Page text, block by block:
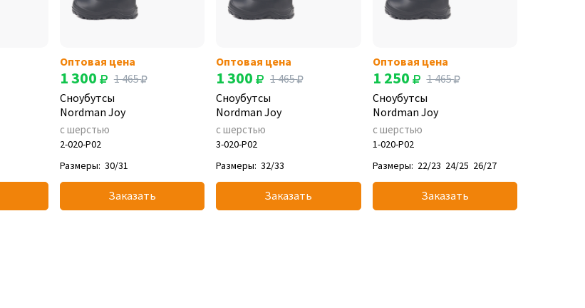
Оптовая цена
1 300
1 465
Сноубутсы
Nordman Joy
с шерстью
2-020-P02
Размеры: 30/31
Заказать
Оптовая цена
1 300
1 465
Сноубутсы
Nordman Joy
с шерстью
3-020-P02
Размеры: 32/33
Заказать
Оптовая цена
1 250
1 465
Сноубутсы
Nordman Joy
с шерстью
1-020-P02
Размеры: 22/23 24/25 26/27
Заказать